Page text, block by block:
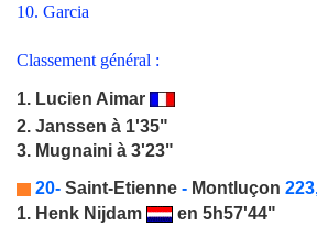
10. Garcia
Classement général :
1. Lucien Aimar
2. Janssen à 1'35"
3. Mugnaini à 3'23"
20- Saint-Etienne - Montluçon
1. Henk Nijdam
en 5h57'44"